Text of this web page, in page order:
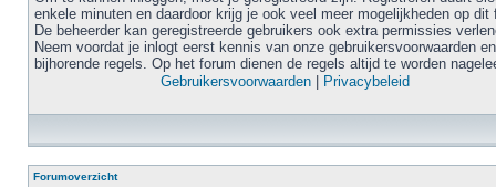
enkele minuten en daardoor krijg je ook veel meer mogelijkheden op dit
De beheerder kan geregistreerde gebruikers ook extra permissies
Neem voordat je inlogt eerst kennis van onze gebruikersvoorwaarden en
bijhorende regels. Op het forum dienen de regels altijd te worden
Gebruikersvoorwaarden
Privacybeleid
Forumoverzicht